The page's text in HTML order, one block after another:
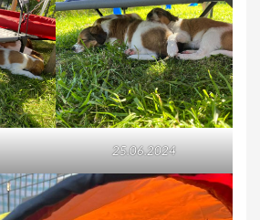
25.06.2024